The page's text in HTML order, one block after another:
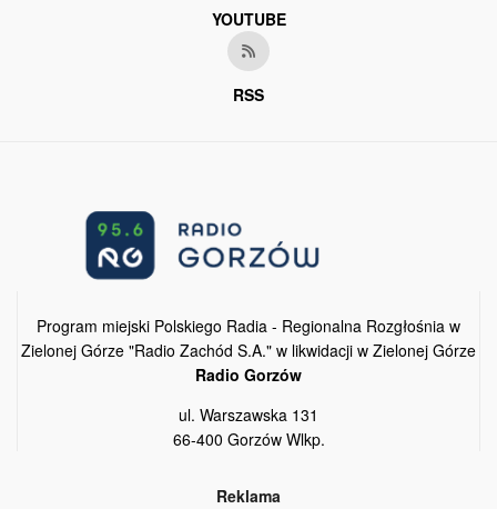
YOUTUBE
RSS
Program miejski Polskiego Radia - Regionalna Rozgłośnia w
Zielonej Górze "Radio Zachód S.A." w likwidacji w Zielonej Górze
Radio Gorzów
ul. Warszawska 131
66-400 Gorzów Wlkp.
Reklama